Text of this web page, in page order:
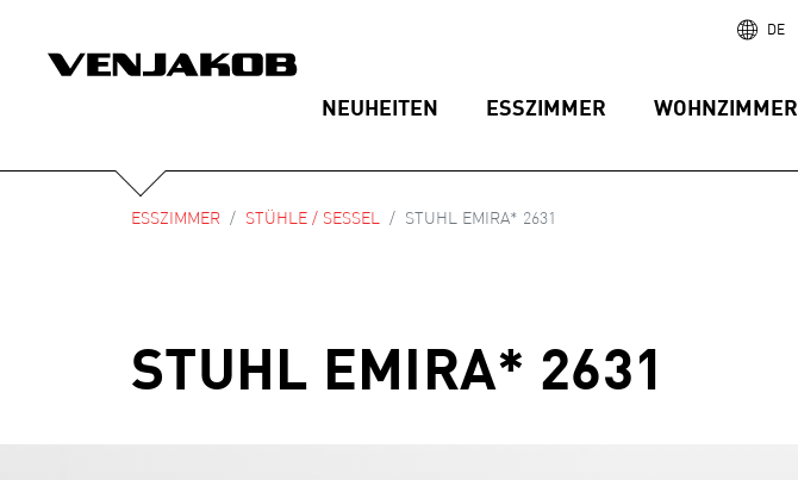
DE
NEUHEITEN ESSZIMMER WOHNZIMMER
ESSZIMMER STÜHLE / SESSEL STUHL EMIRA* 2631
STUHL EMIRA* 2631